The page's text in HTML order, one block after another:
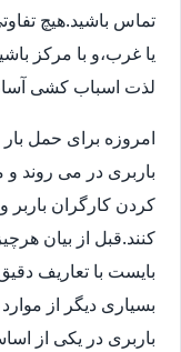
تماس باشید.هیچ
یا غرب،و با مرکز
لذت اسباب کشی
امروزه برای حمل
باربری در می روند و
کردن کارگران
کنند.قبل از بیان
بایست با تعاریف
بسیاری دیگر از
باربری در یکی از